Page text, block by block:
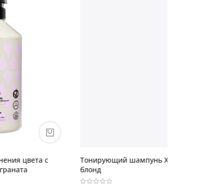
Тонирующий шампунь Холодный
блонд